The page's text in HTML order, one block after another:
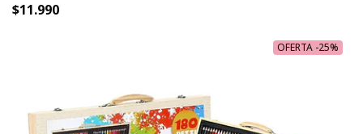
$11.990
OFERTA -25%